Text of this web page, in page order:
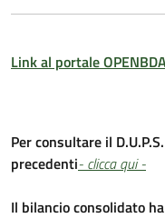
Link al portale
Per consultare il
precedenti- clicca qui -
Il bilancio consolidato